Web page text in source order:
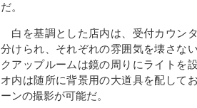
だ。
白を基調とした店内は、受付カウン
分けられ、それぞれの雰囲気を壊さな
クアップルームは鏡の周りにライトを
オ内は随所に背景用の大道具を配して
ーンの撮影が可能だ。